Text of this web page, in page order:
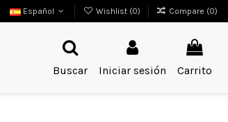
Español Wishlist (0) Compare (0)
Buscar
Iniciar sesión Carrito